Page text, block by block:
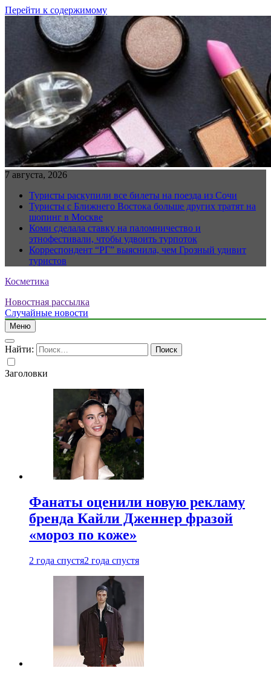
Перейти к содержимому
7 августа, 2026
Туристы раскупили все билеты на поезда из Сочи
Туристы с Ближнего Востока больше других тратят на
шопинг в Москве
Коми сделала ставку на паломничество и
этнофестивали, чтобы удвоить турпоток
Корреспондент “РГ” выяснила, чем Грозный удивит
туристов
Косметика
Новостная рассылка
Случайные новости
Меню
Найти:
Заголовки
Фанаты оценили новую рекламу
бренда Кайли Дженнер фразой
«мороз по коже»
2 года спустя2 года спустя